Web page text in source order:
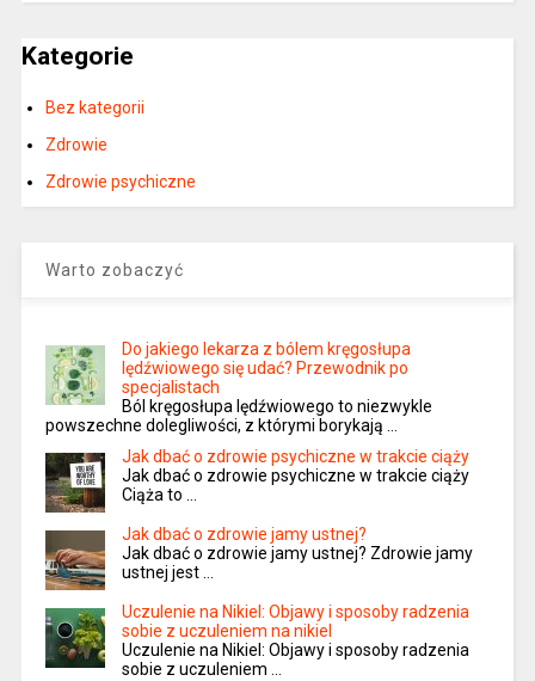
Kategorie
Bez kategorii
Zdrowie
Zdrowie psychiczne
Warto zobaczyć
Do jakiego lekarza z bólem kręgosłupa
lędźwiowego się udać? Przewodnik po
specjalistach
Ból kręgosłupa lędźwiowego to niezwykle
powszechne dolegliwości, z którymi borykają …
Jak dbać o zdrowie psychiczne w trakcie ciąży
Jak dbać o zdrowie psychiczne w trakcie ciąży
Ciąża to …
Jak dbać o zdrowie jamy ustnej?
Jak dbać o zdrowie jamy ustnej? Zdrowie jamy
ustnej jest …
Uczulenie na Nikiel: Objawy i sposoby radzenia
sobie z uczuleniem na nikiel
Uczulenie na Nikiel: Objawy i sposoby radzenia
sobie z uczuleniem …